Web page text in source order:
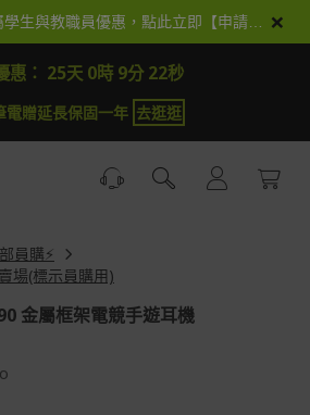
×
惠： 25天 0時 9分 21秒
電贈延長保固一年 去逛逛
員購⚡
場(標示員購用)
金屬框架電競手遊耳機